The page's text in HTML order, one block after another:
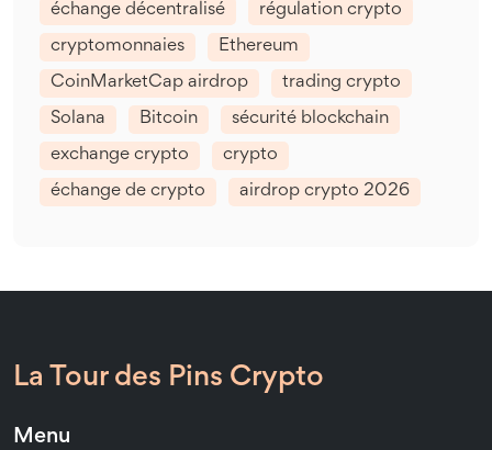
échange décentralisé régulation crypto
cryptomonnaies Ethereum
CoinMarketCap airdrop trading crypto
Solana Bitcoin sécurité blockchain
exchange crypto crypto
échange de crypto airdrop crypto 2026
La Tour des Pins Crypto
Menu